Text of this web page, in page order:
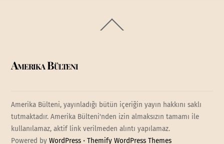
To
Amerika Bülteni
Amerika Bülteni, yayınladığı bütün içeriğin yayın hakkını saklı
tutmaktadır. Amerika Bülteni'nden izin almaksızın tamamı ile
kullanılamaz, aktif link verilmeden alıntı yapılamaz.
Powered byWordPress •Themify WordPress Themes